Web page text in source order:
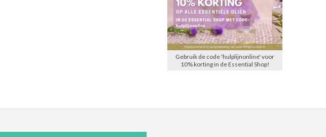
Gebruik de code 'hulplijnonline' voor
10% korting in de Essential Shop!